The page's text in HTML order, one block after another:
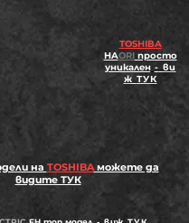
TOSHIBA
HAORIпросто
уникален - ви
ж ТУК
на TOSHIBAможете да
видите ТУК